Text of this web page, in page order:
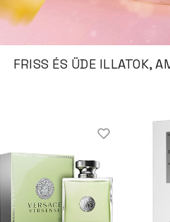
FRISS ÉS ÜDE ILLATOK,